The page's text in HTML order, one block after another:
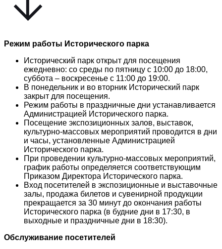
Режим работы Исторического парка
Исторический парк открыт для посещения
ежедневно: со среды по пятницу с 10:00 до 18:00,
суббота – воскресенье с 11:00 до 19:00.
В понедельник и во вторник Исторический парк
закрыт для посещения.
Режим работы в праздничные дни устанавливается
Администрацией Исторического парка.
Посещение экспозиционных залов, выставок,
культурно-массовых мероприятий проводится в дни
и часы, установленные Администрацией
Исторического парка.
При проведении культурно-массовых мероприятий,
график работы определяется соответствующим
Приказом Директора Исторического парка.
Вход посетителей в экспозиционные и выставочные
залы, продажа билетов и сувенирной продукции
прекращается за 30 минут до окончания работы
Исторического парка (в будние дни в 17:30, в
выходные и праздничные дни в 18:30).
Обслуживание посетителей